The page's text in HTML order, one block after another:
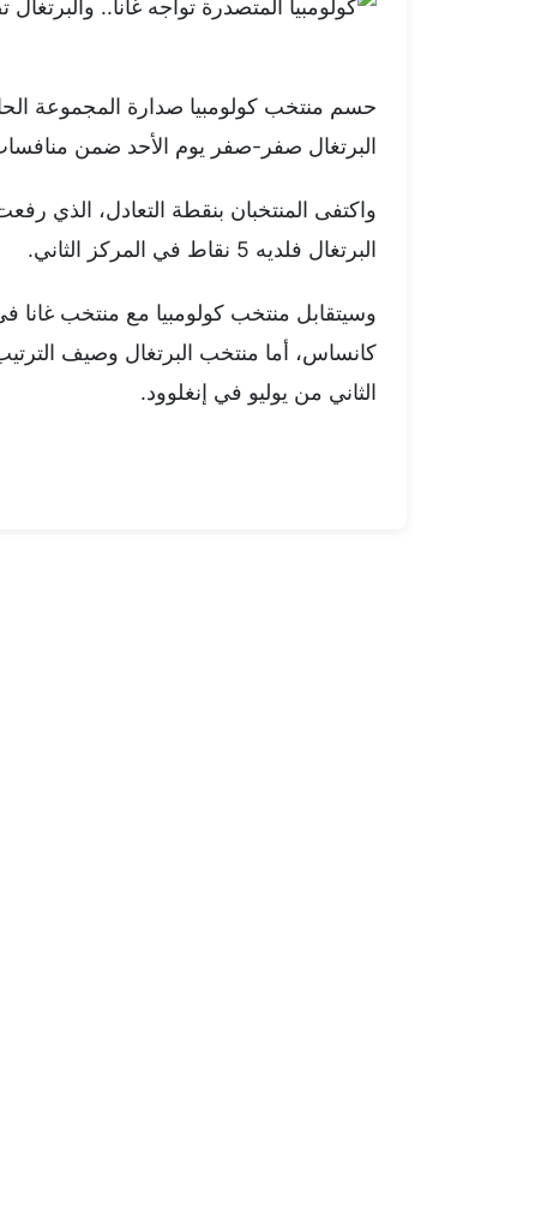
حسم منتخب كولومبيا صدارة المجموعة
البرتغال صفر-صفر يوم الأحد ضمن
البرتغال فلديه 5 نقاط في المركز الثاني.
كانساس، أما منتخب البرتغال وصيف
الثاني من يوليو في إنغلوود.